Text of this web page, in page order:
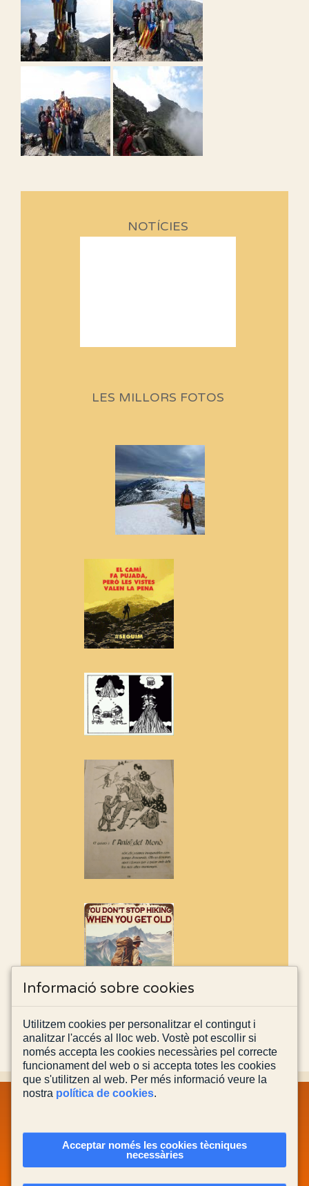
NOTÍCIES
Si no podem caminar, alguna
cosa hem de fer...
Els Centpeus signen el
Manifest a favor dels Camins
adhereix-te al manifest!
Rebem un diploma dels
Amics de Sant Aniol d'Aguja
Els Centpeus estem implicats
de l'entorn de Sant Aniol
LES MILLORS FOTOS
POLÍTICA DE COOKIES
CONTACTA'NS
Informació sobre cookies
Utilitzem cookies per personalitzar el contingut i
analitzar l'accés al lloc web. Vostè pot escollir si
només accepta les cookies necessàries pel correcte
funcionament del web o si accepta totes les cookies
que s'utilitzen al web. Per més informació veure la
nostra política de cookies.
Acceptar només les cookies tècniques
necessàries